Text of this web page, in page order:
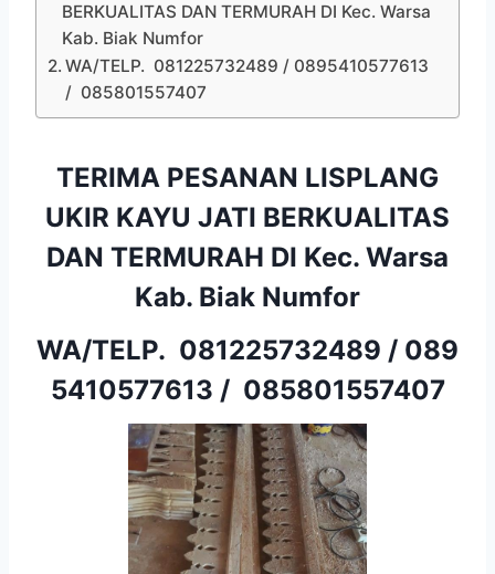
BERKUALITAS DAN TERMURAH DI Kec. Warsa
Kab. Biak Numfor
WA/TELP. 081225732489 / 0895410577613
/ 085801557407
TERIMA PESANAN LISPLANG
UKIR KAYU JATI BERKUALITAS
DAN TERMURAH DI Kec. Warsa
Kab. Biak Numfor
WA/TELP. 081225732489 / 089
5410577613 / 085801557407